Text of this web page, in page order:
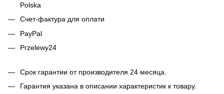
Polska
Счет-фактура для оплати
PayPal
Przelewy24
Срок гарантии от производителя 24 месяца.
Гарантия указана в описании характеристик к товару.